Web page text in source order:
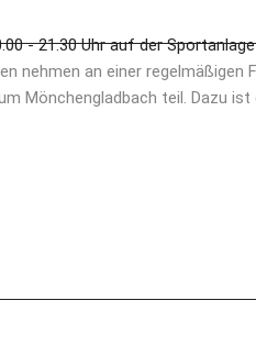
- 21.30 Uhr auf der
nehmen an einer regelmäßigen
Mönchengladbach teil. Dazu ist